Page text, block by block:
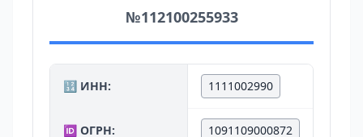
№112100255933
🔢 ИНН: 1111002990
🆔 ОГРН: 1091109000872